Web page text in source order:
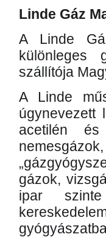
Linde Gáz
A Linde
különleges
szállítója
A Linde
úgynevezett
acetilén és
gázok,
ipar